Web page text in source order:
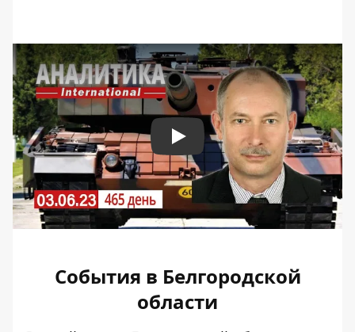
Play
События в Белгородской
области